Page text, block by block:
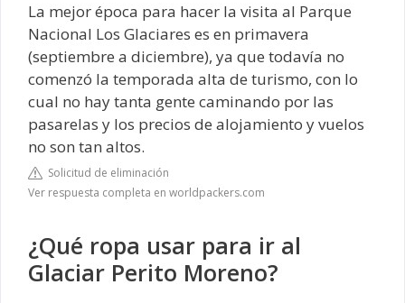
La mejor época para hacer la visita al Parque
Nacional Los Glaciares es en primavera
(septiembre a diciembre), ya que todavía no
comenzó la temporada alta de turismo, con lo
cual no hay tanta gente caminando por las
pasarelas y los precios de alojamiento y vuelos
no son tan altos.
Solicitud de eliminación
Ver respuesta completa en worldpackers.com
¿Qué ropa usar para ir al
Glaciar Perito Moreno?